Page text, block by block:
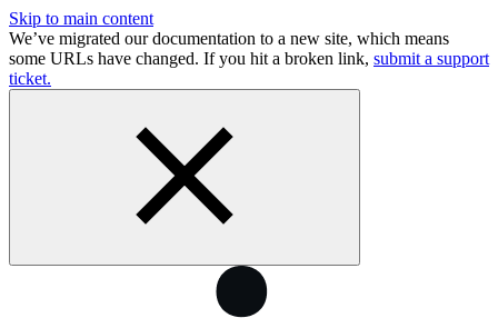
Skip to main content
We’ve migrated our documentation to a new site, which means
some URLs have changed. If you hit a broken link, submit a support
ticket.